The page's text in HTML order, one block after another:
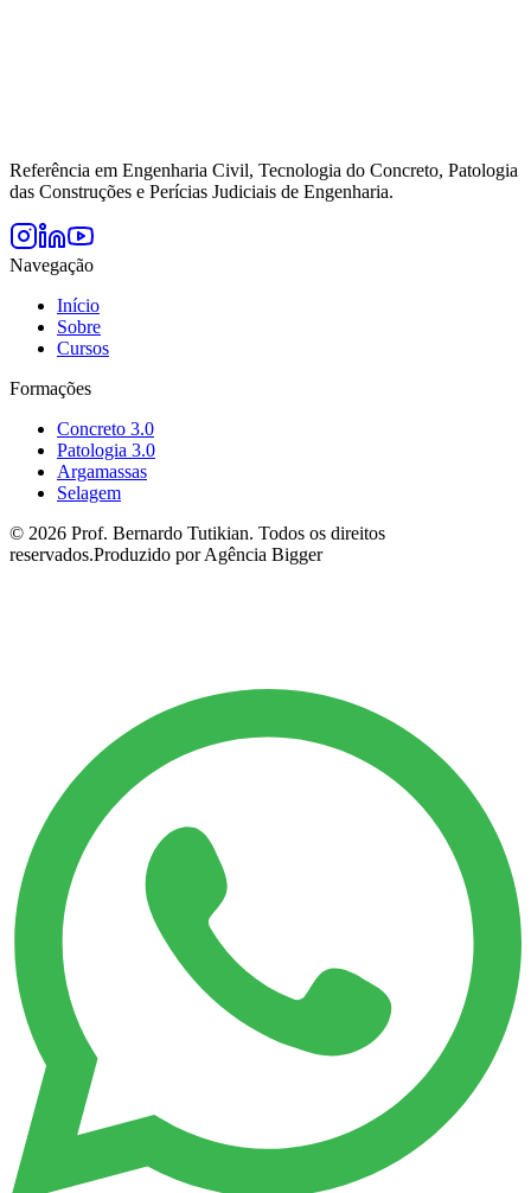
Referência em Engenharia Civil, Tecnologia do Concreto, Patologia
das Construções e Perícias Judiciais de Engenharia.
Navegação
Início
Sobre
Cursos
Formações
Concreto 3.0
Patologia 3.0
Argamassas
Selagem
© 2026 Prof. Bernardo Tutikian. Todos os direitos
reservados.Produzido por Agência Bigger